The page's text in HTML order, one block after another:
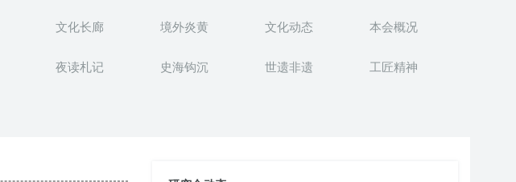
文化长廊 境外炎黄 文化动态 本会概况
夜读札记 史海钩沉 世遗非遗 工匠精神